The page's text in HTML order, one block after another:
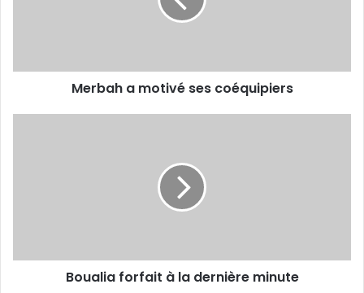
Merbah a motivé ses coéquipiers
Boualia forfait à la dernière minute